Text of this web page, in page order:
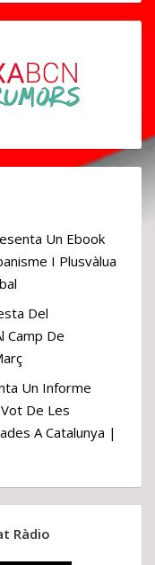
Un Ebook
I Plusvàlua
Del
Camp De
Un Informe
De Les
A Catalunya |
Ràdio